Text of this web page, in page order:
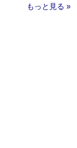
もっと見る »